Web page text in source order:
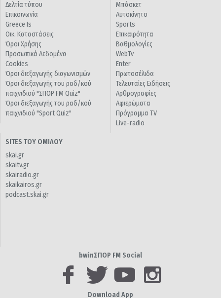
Δελτία τύπου
Επικοινωνία
Greece Is
Οικ. Καταστάσεις
Όροι Χρήσης
Προσωπικά Δεδομένα
Cookies
Όροι διεξαγωγής διαγωνισμών
Όροι διεξαγωγής του ραδ/κού
παιχνιδιού "ΣΠΟΡ FM Quiz"
Όροι διεξαγωγής του ραδ/κού
παιχνιδιού "Sport Quiz"
Μπάσκετ
Αυτοκίνητο
Sports
Επικαιρότητα
Βαθμολογίες
WebTv
Enter
Πρωτοσέλιδα
Τελευταίες Ειδήσεις
Αρθρογραφίες
Αφιερώματα
Πρόγραμμα TV
Live-radio
SITES ΤΟΥ ΟΜΙΛΟΥ
skai.gr
skaitv.gr
skairadio.gr
skaikairos.gr
podcast.skai.gr
bwinΣΠΟΡ FM Social
Download App